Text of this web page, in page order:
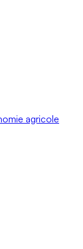
agricole